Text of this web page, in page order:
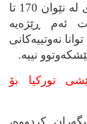
داتایه‌کی ڕوونمان نییه‌، به‌ڵام ڕێژه‌که‌ی له‌ نێوان 170 تا
ئه‌م ڕێژه‌یه‌
نه‌وتییه‌کانی
نییه‌.
تورکیا بۆ
کردووه‌،